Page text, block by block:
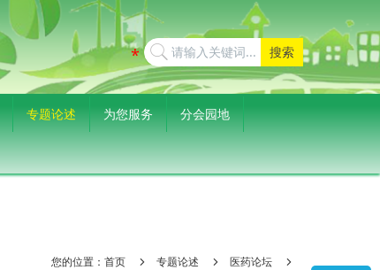
搜索
专题论述 为您服务 分会园地
您的位置： 首页 专题论述 医药论坛